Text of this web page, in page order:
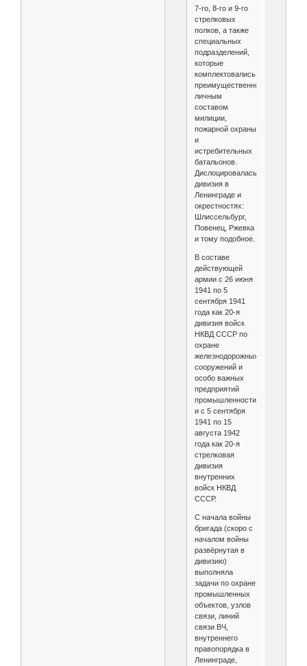
7-го, 8-го и 9-го
стрелковых
полков, а также
специальных
подразделений,
которые
комплектовались
преимущественно
личным
составом
милиции,
пожарной охраны
и
истребительных
батальонов.
Дислоцировалась
дивизия в
Ленинграде и
окрестностях:
Шлиссельбург,
Повенец, Ржевка
и тому подобное.
В составе
действующей
армии с 26 июня
1941 по 5
сентября 1941
года как 20-я
дивизия войск
НКВД СССР по
охране
железнодорожных
сооружений и
особо важных
предприятий
промышленности
и с 5 сентября
1941 по 15
августа 1942
года как 20-я
стрелковая
дивизия
внутренних
войск НКВД
СССР.
С начала войны
бригада (скоро с
началом войны
развёрнутая в
дивизию)
выполняла
задачи по охране
промышленных
объектов, узлов
связи, линий
связи ВЧ,
внутреннего
правопорядка в
Ленинграде,